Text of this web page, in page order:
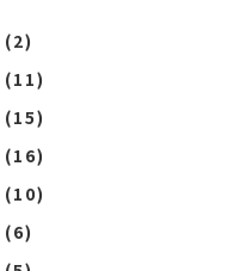
(2)
(11)
(15)
(16)
(10)
(6)